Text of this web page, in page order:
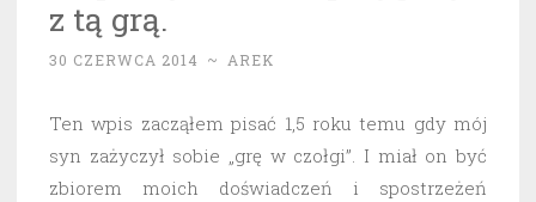
z tą grą.
30 CZERWCA 2014 ~ AREK
Ten wpis zacząłem pisać 1,5 roku temu gdy mój
syn zażyczył sobie „grę w czołgi”. I miał on być
zbiorem moich doświadczeń i spostrzeżeń